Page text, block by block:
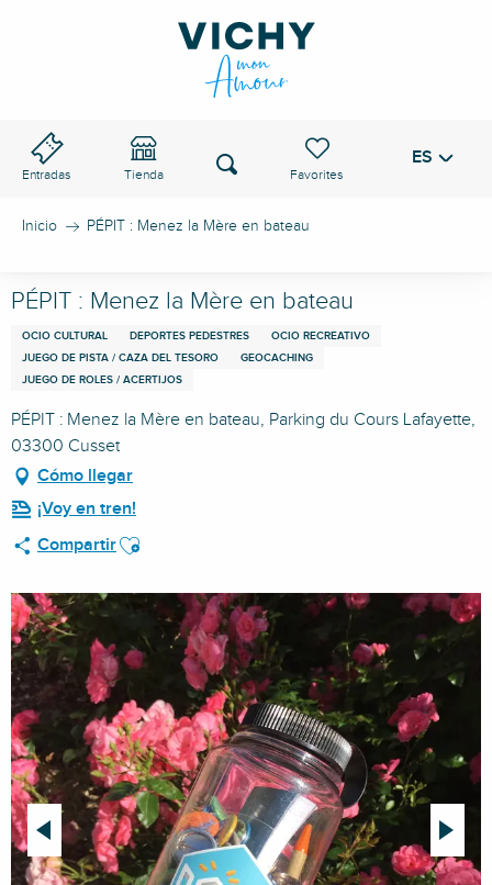
Entradas Tienda
Voir les favoris
Buscar ES
Inicio PÉPIT : Menez la Mère en bateau
PÉPIT : Menez la Mère en bateau
OCIO CULTURAL DEPORTES PEDESTRES
OCIO RECREATIVO
JUEGO DE PISTA / CAZA DEL TESORO
GEOCACHING
JUEGO DE ROLES / ACERTIJOS
PÉPIT : Menez la Mère en bateau, Parking du Cours Lafayette,
03300 Cusset
Cómo llegar
¡Voy en tren!
CompartirAjouter aux favoris